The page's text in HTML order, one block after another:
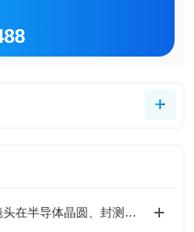
全面解析MORITEX茉丽特镜头在半导体晶圆、封测全制程高精度成像应用